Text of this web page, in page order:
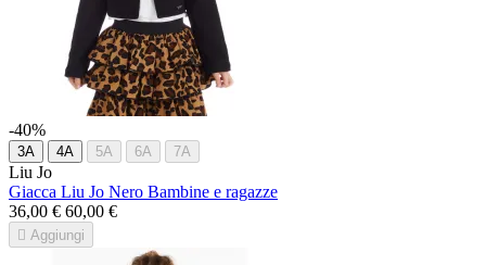
-40%
3A 4A 5A 6A 7A
Liu Jo
Giacca Liu Jo Nero Bambine e ragazze
36,00 € 60,00 €
 Aggiungi